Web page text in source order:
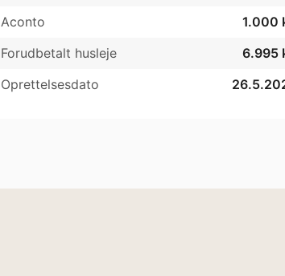
Aconto
1.000
Forudbetalt husleje
6.995
Oprettelsesdato